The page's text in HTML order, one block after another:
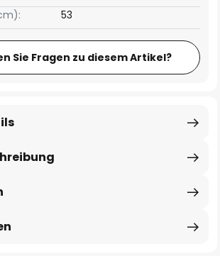
53
Sie Fragen zu diesem Artikel?